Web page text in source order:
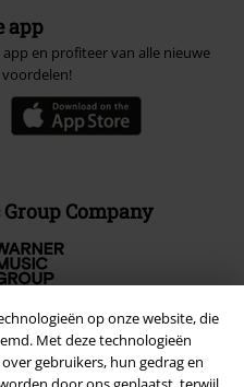
op onze website, die
Met deze technologieën
gebruikers, hun gedrag en
app
en profiteer van alle nieuwe
Company